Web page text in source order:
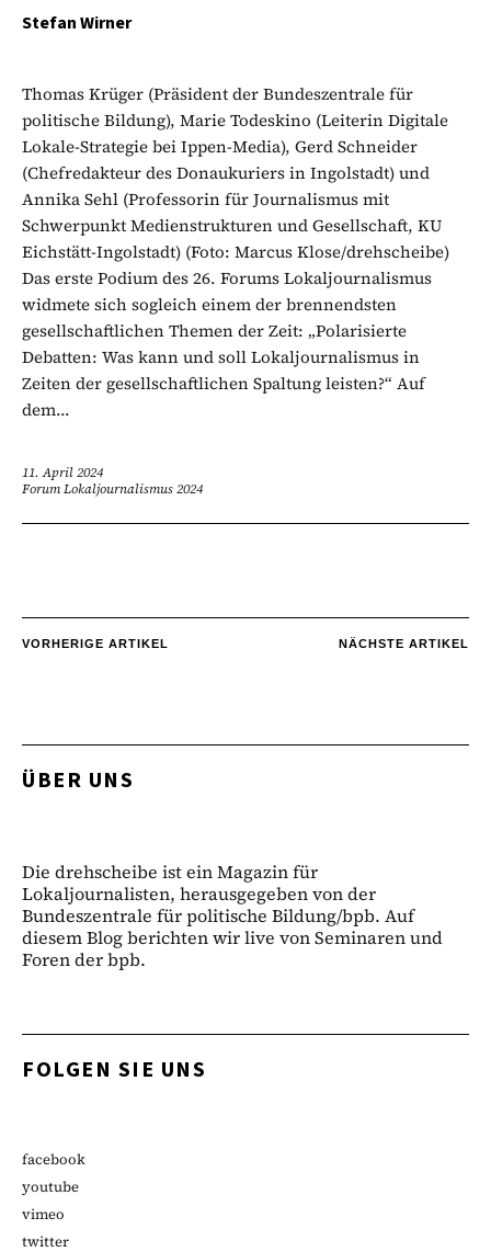
Stefan Wirner
Thomas Krüger (Präsident der Bundeszentrale für
politische Bildung), Marie Todeskino (Leiterin Digitale
Lokale-Strategie bei Ippen-Media), Gerd Schneider
(Chefredakteur des Donaukuriers in Ingolstadt) und
Annika Sehl (Professorin für Journalismus mit
Schwerpunkt Medienstrukturen und Gesellschaft, KU
Eichstätt-Ingolstadt) (Foto: Marcus Klose/drehscheibe)
Das erste Podium des 26. Forums Lokaljournalismus
widmete sich sogleich einem der brennendsten
gesellschaftlichen Themen der Zeit: „Polarisierte
Debatten: Was kann und soll Lokaljournalismus in
Zeiten der gesellschaftlichen Spaltung leisten?“ Auf
dem...
11. April 2024
Forum Lokaljournalismus 2024
VORHERIGE ARTIKEL NÄCHSTE ARTIKEL
ÜBER UNS
Die drehscheibe ist ein Magazin für
Lokaljournalisten, herausgegeben von der
Bundeszentrale für politische Bildung/bpb. Auf
diesem Blog berichten wir live von Seminaren und
Foren der bpb.
FOLGEN SIE UNS
facebook
youtube
vimeo
twitter